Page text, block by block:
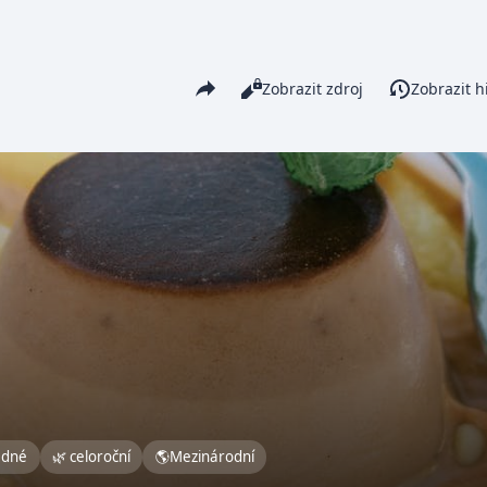
Share this pageZobrazení
Číst
Zobrazit zdroj Zobrazit
🌿 celoroční 🌎Mezinárodní